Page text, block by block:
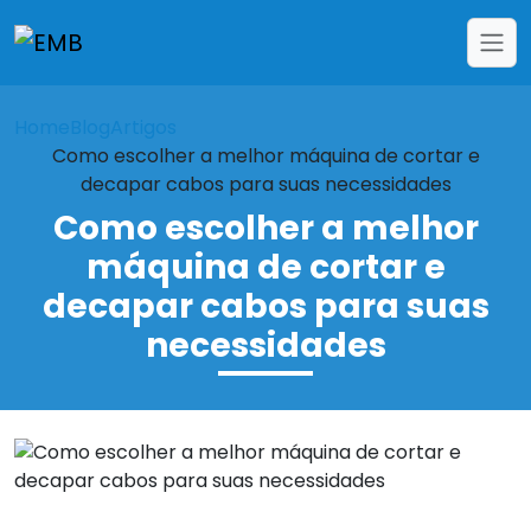
Home Blog
Artigos
Como escolher a melhor máquina de cortar e
decapar cabos para suas necessidades
Como escolher a melhor
máquina de cortar e
decapar cabos para suas
necessidades